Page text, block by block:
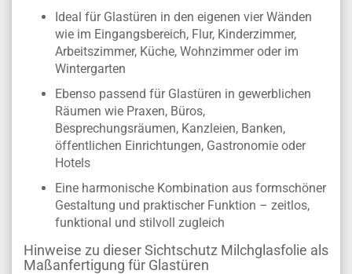
Ideal für Glastüren in den eigenen vier Wänden
wie im Eingangsbereich, Flur, Kinderzimmer,
Arbeitszimmer, Küche, Wohnzimmer oder im
Wintergarten
Ebenso passend für Glastüren in gewerblichen
Räumen wie Praxen, Büros,
Besprechungsräumen, Kanzleien, Banken,
öffentlichen Einrichtungen, Gastronomie oder
Hotels
Eine harmonische Kombination aus formschöner
Gestaltung und praktischer Funktion – zeitlos,
funktional und stilvoll zugleich
Hinweise zu dieser Sichtschutz Milchglasfolie als
Maßanfertigung für Glastüren